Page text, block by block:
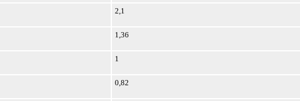
2,1
1,36
1
0,82